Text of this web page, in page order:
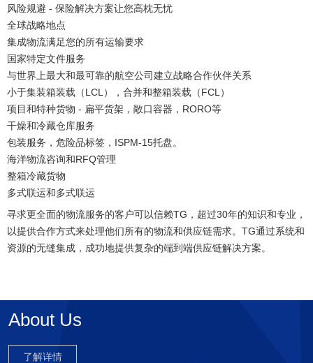
风险规避 - 保险解决方案让您高枕无忧
全球战略地点
集成物流满足您的所有运输要求
国家特定文件服务
与世界上最大和最可靠的航空公司建立战略合作伙伴关系
小于集装箱装载（LCL），合并和整箱装载（FCL）
项目和特种货物 - 扁平货架，敞口容器，RORO等
干燥和冷藏仓库服务
包装服务，危险品标签，ISPM-15托盘。
海洋物流咨询和RFQ管理
整箱冷藏货物
多式联运和多式联运
寻求更全面的物流服务的客户可以信赖TG，超过30年的知识和专业，
以提供合作方式来处理他们所有的物流和供应链需求。 TG通过系统和
资源的无缝集成，成功地提供复杂的端到端供应链解决方案。
About Us
了解详情